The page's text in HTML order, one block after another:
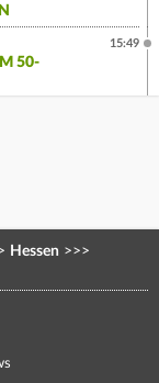
50-
15:49
Hessen >>>